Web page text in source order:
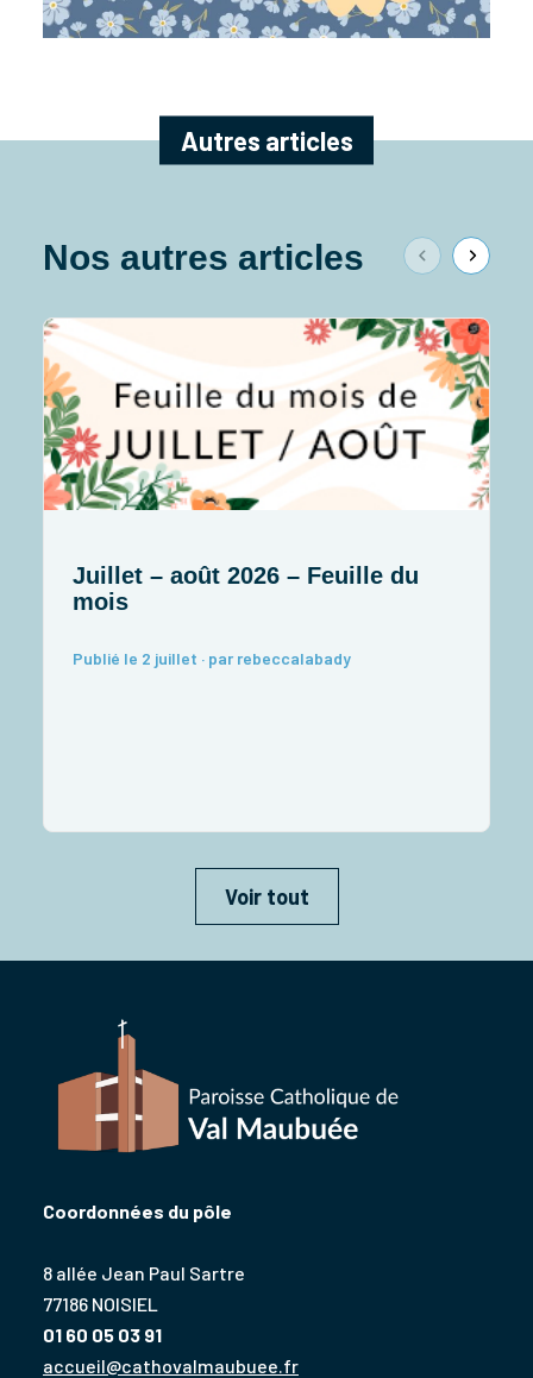
Autres articles
Nos autres articles
Juillet – août 2026 – Feuille du
mois
Publié le 2 juillet · par rebeccalabady
Voir tout
Coordonnées du pôle
8 allée Jean Paul Sartre
77186 NOISIEL
01 60 05 03 91
accueil@cathovalmaubuee.fr